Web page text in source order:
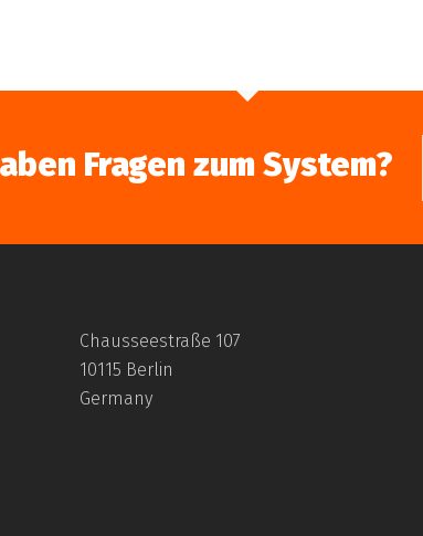
Fragen zum System?
Chausseestraße 107
10115 Berlin
Germany